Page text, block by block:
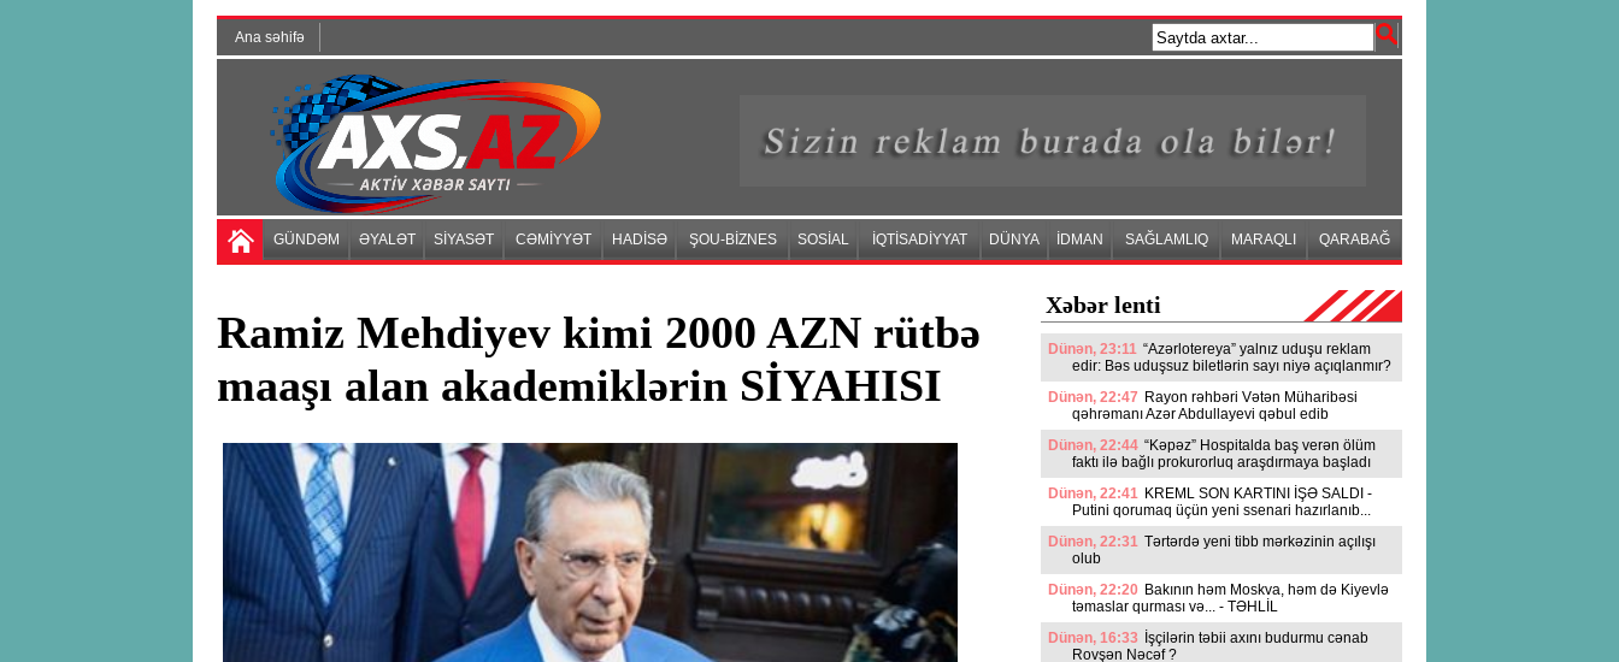
Ana səhifə
GÜNDƏM ƏYALƏT SİYASƏT CƏMİYYƏT HADİSƏ ŞOU-BİZNES SOSİAL İQTİSADİYYAT DÜNYA İDMAN SAĞLAMLIQ MARAQLI QARABAĞ
Ramiz Mehdiyev kimi 2000 AZN rütbə
maaşı alan akademiklərin SİYAHISI
Xəbər lenti
Dünən, 23:11 “Azərlotereya” yalnız uduşu reklam
edir: Bəs uduşsuz biletlərin sayı niyə açıqlanmır?
Dünən, 22:47 Rayon rəhbəri Vətən Müharibəsi
qəhrəmanı Azər Abdullayevi qəbul edib
Dünən, 22:44 “Kəpəz” Hospitalda baş verən ölüm
faktı ilə bağlı prokurorluq araşdırmaya başladı
Dünən, 22:41 KREML SON KARTINI İŞƏ SALDI -
Putini qorumaq üçün yeni ssenari hazırlanıb...
Dünən, 22:31 Tərtərdə yeni tibb mərkəzinin açılışı
olub
Dünən, 22:20 Bakının həm Moskva, həm də Kiyevlə
təmaslar qurması və... - TƏHLİL
Dünən, 16:33
İşçilərin təbii axını budurmu cənab
Rovşən Nəcəf ?